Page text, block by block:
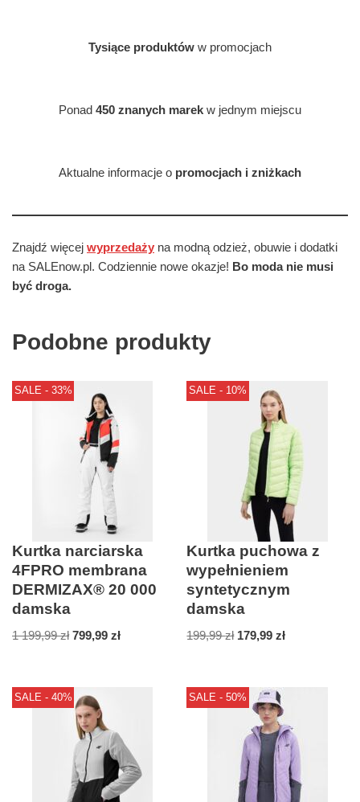
Tysiące produktów w promocjach
Ponad 450 znanych marek w jednym miejscu
Aktualne informacje o promocjach i zniżkach
Znajdź więcej wyprzedaży na modną odzież, obuwie i dodatki
na SALEnow.pl. Codziennie nowe okazje! Bo moda nie musi
być droga.
Podobne produkty
SALE - 33%
Kurtka narciarska
4FPRO membrana
DERMIZAX® 20 000
damska
1 199,99zł 799,99 zł
SALE - 10%
Kurtka puchowa z
wypełnieniem
syntetycznym
damska
199,99zł 179,99zł
SALE - 40% SALE - 50%